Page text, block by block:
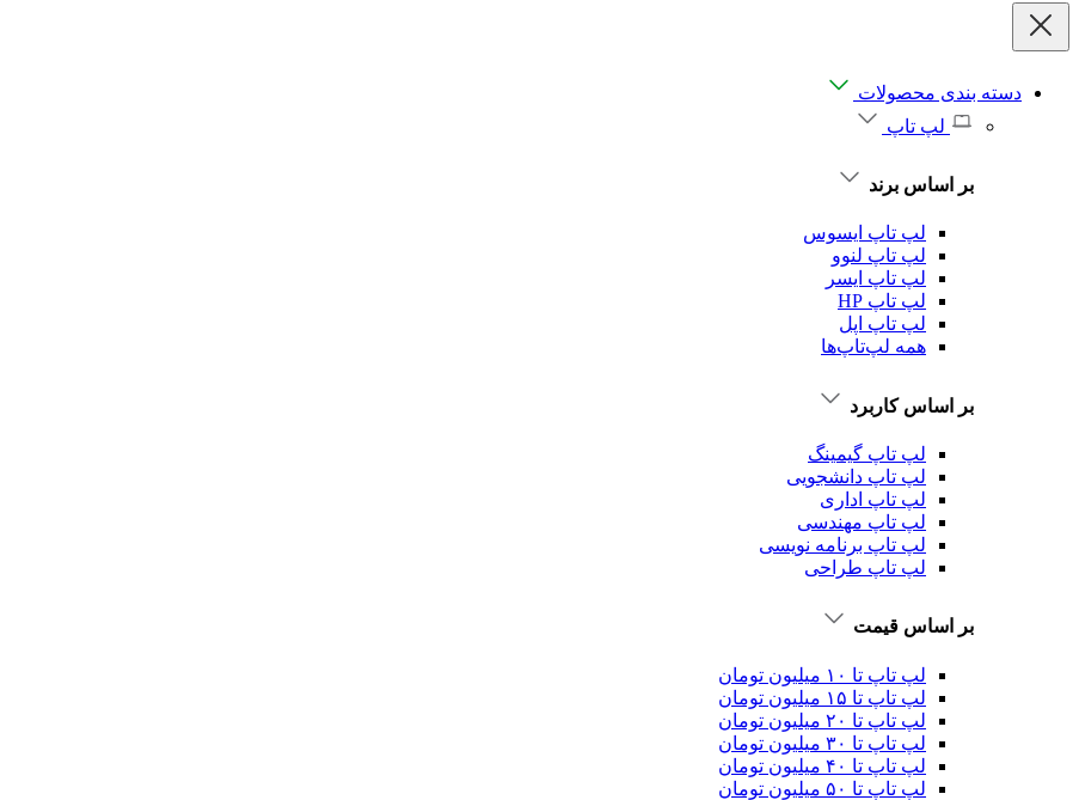
دسته بندی محصولات
لپ تاپ
بر اساس برند
لپ تاپ ایسوس
لپ تاپ لنوو
لپ تاپ ایسر
لپ تاپ HP
لپ تاپ اپل
همه لپ‌تاپ‌ها
بر اساس کاربرد
لپ تاپ گیمینگ
لپ تاپ دانشجویی
لپ تاپ اداری
لپ تاپ مهندسی
لپ تاپ برنامه نویسی
لپ تاپ طراحی
بر اساس قیمت
لپ تاپ تا ۱۰ میلیون تومان
لپ تاپ تا ۱۵ میلیون تومان
لپ تاپ تا ۲۰ میلیون تومان
لپ تاپ تا ۳۰ میلیون تومان
لپ تاپ تا ۴۰ میلیون تومان
لپ تاپ تا ۵۰ میلیون تومان